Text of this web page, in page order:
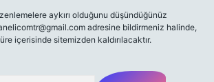
aykırı olduğunu düşündüğünüz
adresine bildirmeniz halinde,
içerisinde sitemizden kaldırılacaktır.